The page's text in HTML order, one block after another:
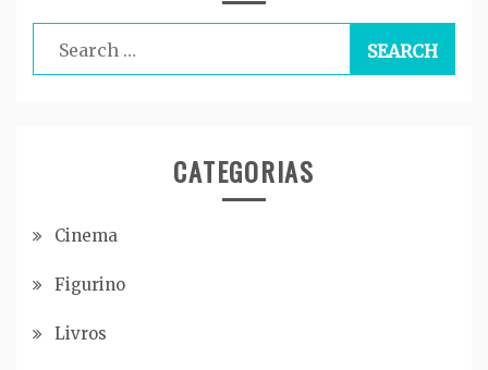
for:
CATEGORIAS
Cinema
Figurino
Livros